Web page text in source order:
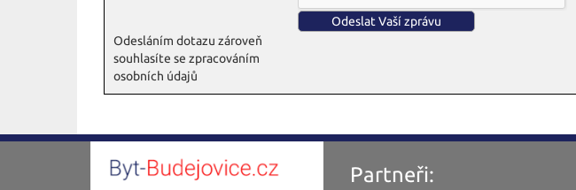
Odesláním dotazu zároveň
souhlasíte se zpracováním
osobních údajů
Partneři: